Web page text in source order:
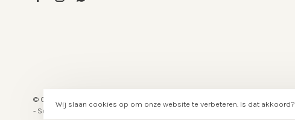
© Copyright 2026 Surfshop Terschelling
- Surfshop Surfvillage Terschelling
Wij slaan cookies op om onze website te verbeteren. Is dat akkoord?